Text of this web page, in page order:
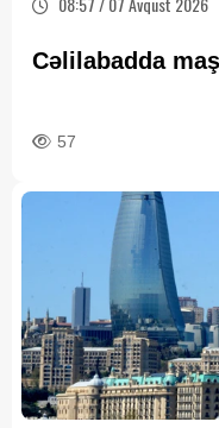
Cəlilabadda
57